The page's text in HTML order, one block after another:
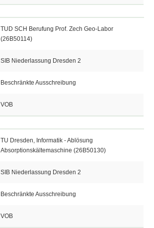
TUD SCH Berufung Prof. Zech Geo-Labor
(26B50114)
SIB Niederlassung Dresden 2
Beschränkte Ausschreibung
VOB
TU Dresden, Informatik - Ablösung
Absorptionskältemaschine (26B50130)
SIB Niederlassung Dresden 2
Beschränkte Ausschreibung
VOB